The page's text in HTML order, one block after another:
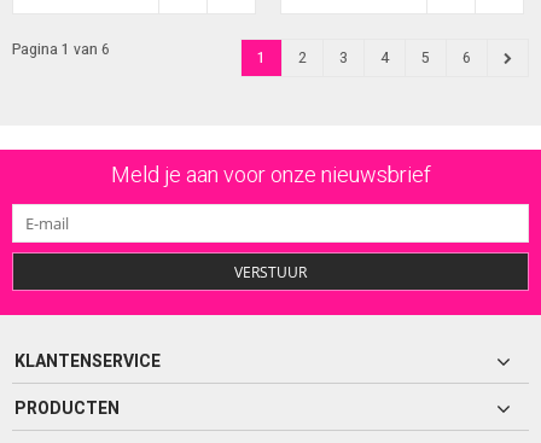
Pagina 1 van 6 1 2 3 4 5 6
Meld je aan voor onze nieuwsbrief
VERSTUUR
KLANTENSERVICE
PRODUCTEN